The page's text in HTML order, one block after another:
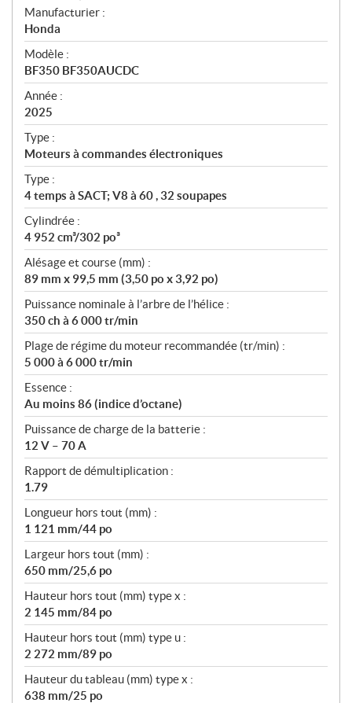
S
p
é
c
i
f
i
c
a
t
i
o
n
s
Manufacturier :
Honda
Modèle :
BF350 BF350AUCDC
Année :
2025
Type :
Moteurs à commandes électroniques
Type :
4 temps à SACT; V8 à 60 , 32 soupapes
Cylindrée :
4 952 cm³/302 po³
Alésage et course (mm) :
89 mm x 99,5 mm (3,50 po x 3,92 po)
Puissance nominale à l’arbre de l’hélice :
350 ch à 6 000 tr/min
Plage de régime du moteur recommandée (tr/min) :
5 000 à 6 000 tr/min
Essence :
Au moins 86 (indice d’octane)
Puissance de charge de la batterie :
12 V – 70 A
Rapport de démultiplication :
1.79
Longueur hors tout (mm) :
1 121 mm/44 po
Largeur hors tout (mm) :
650 mm/25,6 po
Hauteur hors tout (mm) type x :
2 145 mm/84 po
Hauteur hors tout (mm) type u :
2 272 mm/89 po
Hauteur du tableau (mm) type x :
638 mm/25 po